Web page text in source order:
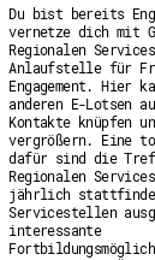
Du bist bereits
vernetze dich mit
Regionalen
Anlaufstelle für
Engagement. Hier
anderen E-Lotsen
Kontakte knüpfen
vergrößern. Eine
dafür sind die
Regionalen
jährlich
Servicestellen
interessante